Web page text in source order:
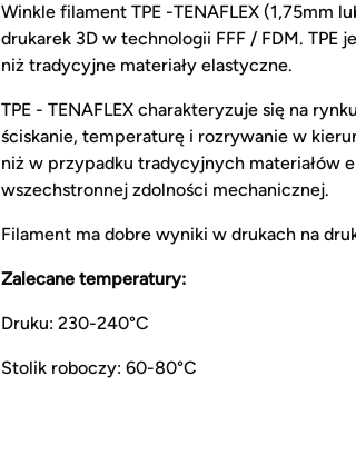
Winkle filament TPE -TENAFLEX (1,75mm
drukarek 3D w technologii FFF / FDM.
niż tradycyjne materiały elastyczne.
TPE - TENAFLEX charakteryzuje się na
ściskanie, temperaturę i rozrywanie w
niż w przypadku tradycyjnych materiałów
wszechstronnej zdolności mechanicznej.
Filament ma dobre wyniki w drukach na
Zalecane temperatury:
Druku: 230-240°C
Stolik roboczy: 60-80°C